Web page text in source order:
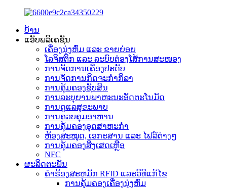
ບ້ານ
ແອັບພລິເຄຊັນ
ເຄື່ອງນຸ່ງຫົ່ມ ແລະ ຂາຍຍ່ອຍ
ໂລຈິສຕິກ ແລະ ລະບົບຕ່ອງໂສ້ການສະໜອງ
ການຈັດການເຄື່ອງປະດັບ
ການຈັດການກິດຈະກຳກິລາ
ການຄຸ້ມຄອງຊັບສິນ
ການລະບຸຍານພາຫະນະອັດຕະໂນມັດ
ການດູແລສຸຂະພາບ
ການຄວບຄຸມອາຫານ
ການຄຸ້ມຄອງອຸດສາຫະກໍາ
ຫ້ອງສະໝຸດ, ເອກະສານ ແລະ ໄຟລ໌ຕ່າງໆ
ການຄຸ້ມຄອງສິ່ງເສດເຫຼືອ
NFC
ຜະລິດຕະພັນ
ຄໍາຮ້ອງສະຫມັກ RFID ແລະວິທີແກ້ໄຂ
ການຄຸ້ມຄອງເຄື່ອງນຸ່ງຫົ່ມ